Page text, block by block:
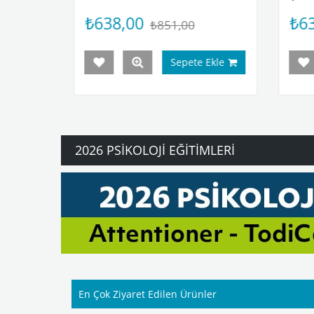
₺638,00
Sepete Ekle
2026 PSIKOLOJI EĞITIMLERI
En Çok Ziyaret Edilen Ürünler